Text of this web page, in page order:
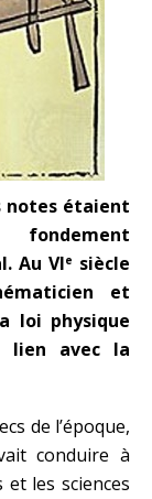
notes étaient
fondement
Au VIe siècle
et
loi physique
lien avec la
de l’époque,
conduire à
les sciences